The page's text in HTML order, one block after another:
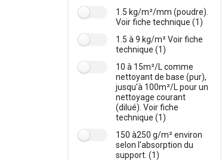
1.5 kg/m²/mm (poudre).
Voir fiche technique (1)
1.5 à 9 kg/m² Voir fiche
technique (1)
10 à 15m²/L comme
nettoyant de base (pur),
jusqu'à 100m²/L pour un
nettoyage courant
(dilué). Voir fiche
technique (1)
150 à250 g/m² environ
selon l'absorption du
support. (1)